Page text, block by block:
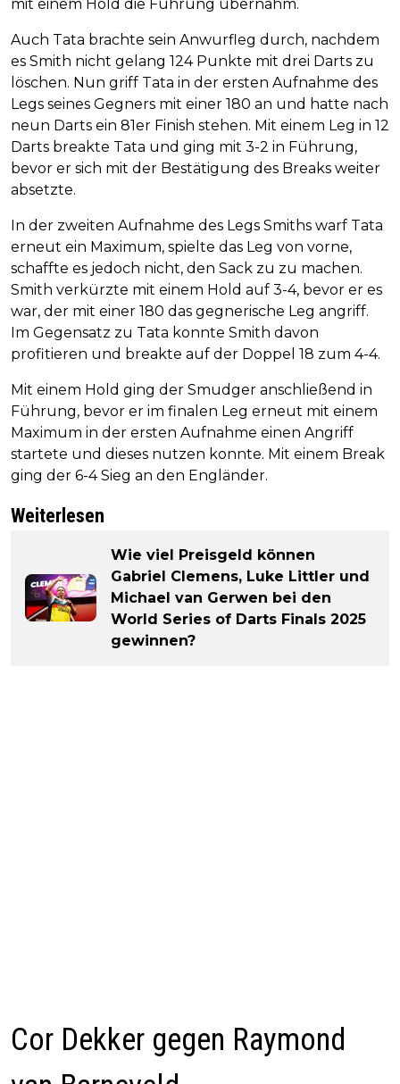
mit einem Hold die Führung übernahm.
Auch Tata brachte sein Anwurfleg durch, nachdem
es Smith nicht gelang 124 Punkte mit drei Darts zu
löschen. Nun griff Tata in der ersten Aufnahme des
Legs seines Gegners mit einer 180 an und hatte nach
neun Darts ein 81er Finish stehen. Mit einem Leg in 12
Darts breakte Tata und ging mit 3-2 in Führung,
bevor er sich mit der Bestätigung des Breaks weiter
absetzte.
In der zweiten Aufnahme des Legs Smiths warf Tata
erneut ein Maximum, spielte das Leg von vorne,
schaffte es jedoch nicht, den Sack zu zu machen.
Smith verkürzte mit einem Hold auf 3-4, bevor er es
war, der mit einer 180 das gegnerische Leg angriff.
Im Gegensatz zu Tata konnte Smith davon
profitieren und breakte auf der Doppel 18 zum 4-4.
Mit einem Hold ging der Smudger anschließend in
Führung, bevor er im finalen Leg erneut mit einem
Maximum in der ersten Aufnahme einen Angriff
startete und dieses nutzen konnte. Mit einem Break
ging der 6-4 Sieg an den Engländer.
Weiterlesen
Wie viel Preisgeld können
Gabriel Clemens, Luke Littler und
Michael van Gerwen bei den
World Series of Darts Finals 2025
gewinnen?
Cor Dekker gegen Raymond